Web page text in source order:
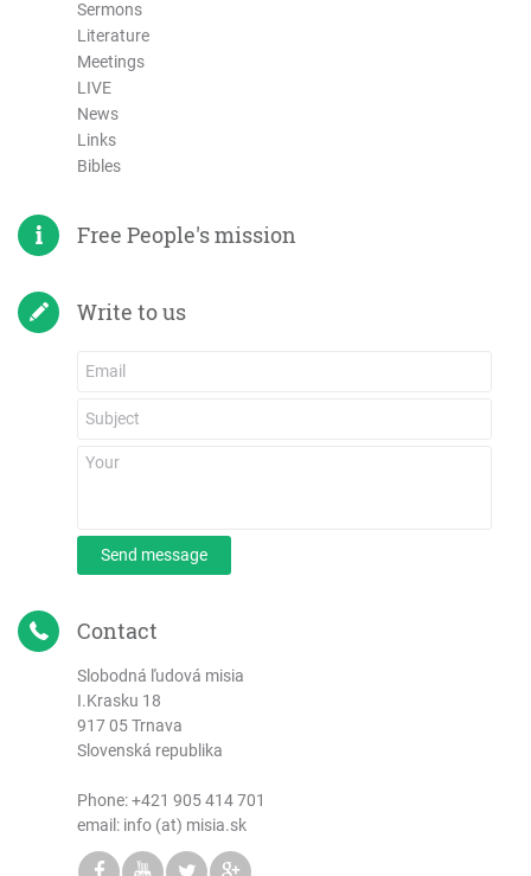
Sermons
Literature
Meetings
LIVE
News
Links
Bibles
Free People's mission
Write to us
Send message
Contact
Slobodná ľudová misia
I.Krasku 18
917 05 Trnava
Slovenská republika
Phone:+421 905 414 701
email: info (at) misia.sk